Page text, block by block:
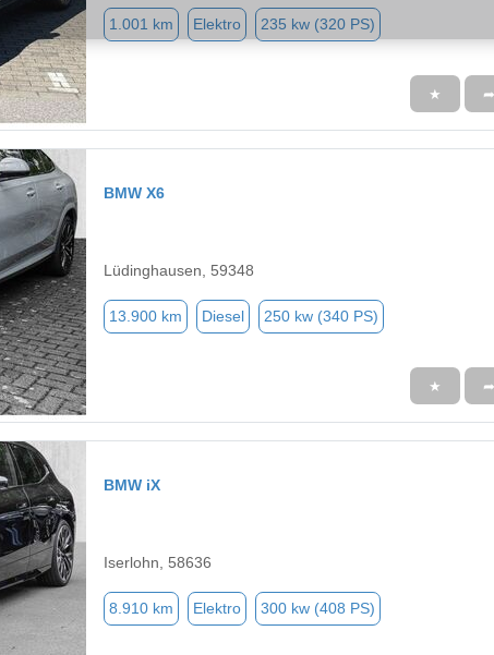
1.001 km Elektro 235 kw (320 PS)
★ ➦
BMW X6
Lüdinghausen, 59348
13.900 km Diesel 250 kw (340 PS)
★ ➦
BMW iX
Iserlohn, 58636
8.910 km Elektro 300 kw (408 PS)